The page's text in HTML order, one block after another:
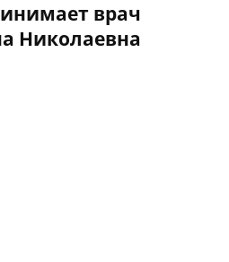
врач
Николаевна